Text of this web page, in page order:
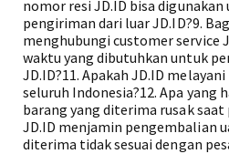
nomor resi JD.ID bisa
pengiriman dari luar JD.ID?9.
menghubungi customer service
waktu yang dibutuhkan untuk
JD.ID?11. Apakah JD.ID
seluruh Indonesia?12. Apa yang
barang yang diterima rusak saat
JD.ID menjamin pengembalian
diterima tidak sesuai dengan